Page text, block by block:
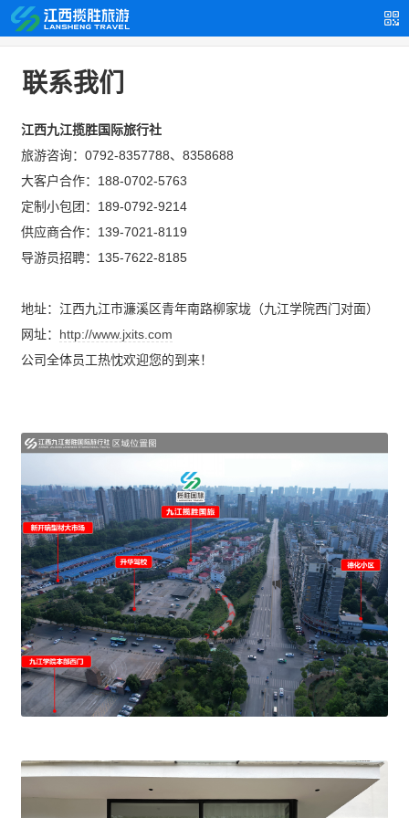
联系我们
江西九江揽胜国际旅行社
旅游咨询：0792-8357788、8358688
大客户合作：188-0702-5763
定制小包团：189-0792-9214
供应商合作：139-7021-8119
导游员招聘：135-7622-8185
地址：江西九江市濂溪区青年南路柳家垅（九江学院西门对面）
网址： http://www.jxits.com
公司全体员工热忱欢迎您的到来！